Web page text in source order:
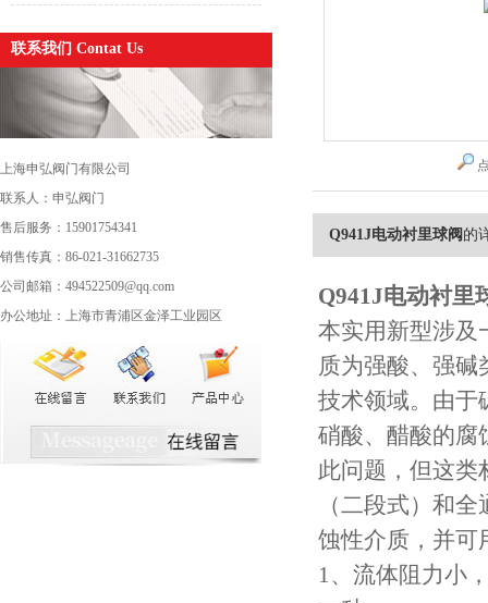
联系我们 Contat Us
上海申弘阀门有限公司
联系人：申弘阀门
售后服务：15901754341
销售传真：86-021-31662735
公司邮箱：494522509@qq.com
办公地址：上海市青浦区金泽工业园区
Q941J电动衬里球阀 的
Q941J电动衬里
本实用新型涉及
质为强酸、强
技术领域。由于
硝酸、醋酸的腐
此问题，但这类
（二段式）和
蚀性介质，并可
1、流体阻力小